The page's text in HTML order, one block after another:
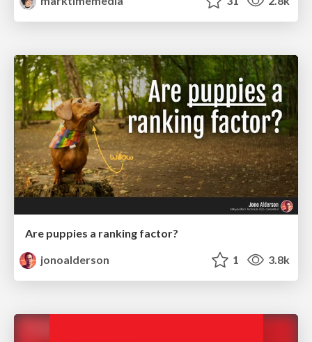
Are puppies a ranking factor?
jonoalderson
1 3.8k